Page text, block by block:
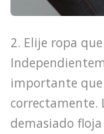
2. Elije ropa
importante que
correctamente.
demasiado floja